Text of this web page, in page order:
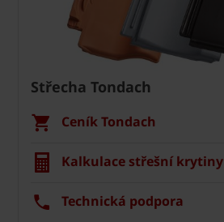
Střecha Tondach
Ceník Tondach
Kalkulace střešní krytiny
Technická podpora